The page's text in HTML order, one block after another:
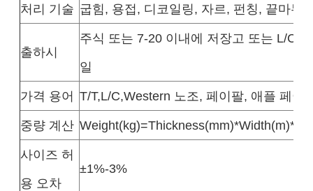
처리 기술 굽힘, 용접, 디코일링, 자르, 펀칭, 끝마무
출하시
주식 또는 7-20 이내에 저장고 또는 L/C (
일
가격 용어 T/T,L/C,Western 노조, 페이팔, 애플 페이,
중량 계산
사이즈 허
용 오차
±1%-3%